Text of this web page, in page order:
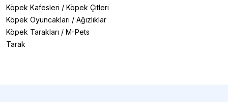
Köpek Kafesleri / Köpek Çitleri
Köpek Oyuncakları / Ağızlıklar
Köpek Tarakları / M-Pets
Tarak